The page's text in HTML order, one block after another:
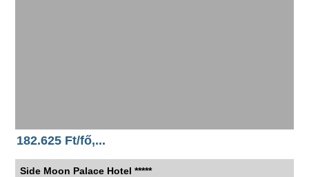
182.625 Ft/fő,...
Side Moon Palace Hotel *****